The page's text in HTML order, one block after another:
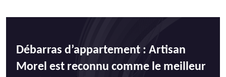
Débarras d’appartement : Artisan
Morel est reconnu comme le meilleur